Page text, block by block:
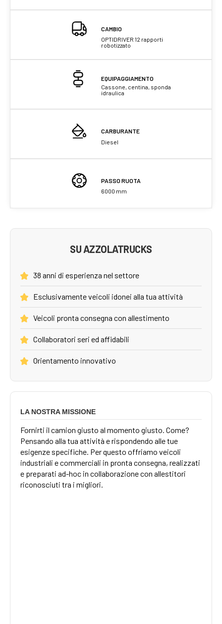
CAMBIO
OPTIDRIVER 12 rapporti
robotizzato
EQUIPAGGIAMENTO
Cassone, centina, sponda
idraulica
CARBURANTE
Diesel
PASSO RUOTA
6000 mm
SU AZZOLATRUCKS
38 anni di esperienza nel settore
Esclusivamente veicoli idonei alla tua attività
Veicoli pronta consegna con allestimento
Collaboratori seri ed affidabili
Orientamento innovativo
LA NOSTRA MISSIONE
Fornirti il camion giusto al momento giusto. Come?
Pensando alla tua attività e rispondendo alle tue
esigenze specifiche. Per questo offriamo veicoli
industriali e commerciali in pronta consegna, realizzati
e preparati ad-hoc in collaborazione con allestitori
riconosciuti tra i migliori.